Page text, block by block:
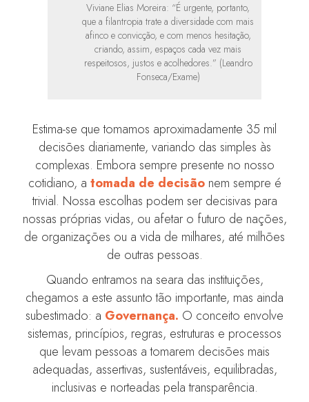
Viviane Elias Moreira: “É urgente, portanto,
que a filantropia trate a diversidade com mais
afinco e convicção, e com menos hesitação,
criando, assim, espaços cada vez mais
respeitosos, justos e acolhedores.” (Leandro
Fonseca/Exame)
Estima-se que tomamos aproximadamente 35 mil
decisões diariamente, variando das simples às
complexas. Embora sempre presente no nosso
cotidiano, a tomada de decisãonem sempre é
trivial. Nossa escolhas podem ser decisivas para
nossas próprias vidas, ou afetar o futuro de nações,
de organizações ou a vida de milhares, até milhões
de outras pessoas.
Quando entramos na seara das instituições,
chegamos a este assunto tão importante, mas ainda
subestimado: a Governança. O conceito envolve
sistemas, princípios, regras, estruturas e processos
que levam pessoas a tomarem decisões mais
adequadas, assertivas, sustentáveis, equilibradas,
inclusivas e norteadas pela transparência.